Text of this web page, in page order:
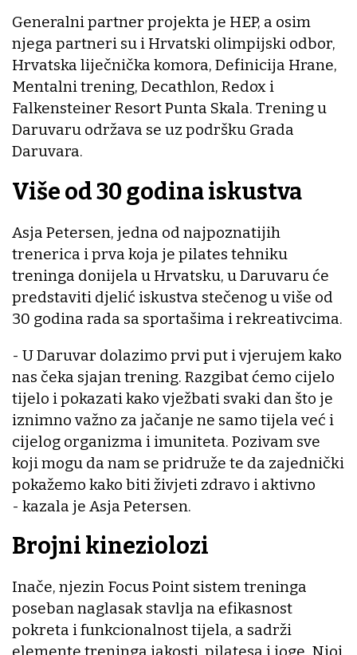
Generalni partner projekta je HEP, a osim
njega partneri su i Hrvatski olimpijski odbor,
Hrvatska liječnička komora, Definicija Hrane,
Mentalni trening, Decathlon, Redox i
Falkensteiner Resort Punta Skala. Trening u
Daruvaru održava se uz podršku Grada
Daruvara.
Više od 30 godina iskustva
Asja Petersen, jedna od najpoznatijih
trenerica i prva koja je pilates tehniku
treninga donijela u Hrvatsku, u Daruvaru će
predstaviti djelić iskustva stečenog u više od
30 godina rada sa sportašima i rekreativcima.
- U Daruvar dolazimo prvi put i vjerujem kako
nas čeka sjajan trening. Razgibat ćemo cijelo
tijelo i pokazati kako vježbati svaki dan što je
iznimno važno za jačanje ne samo tijela već i
cijelog organizma i imuniteta. Pozivam sve
koji mogu da nam se pridruže te da zajednički
pokažemo kako biti živjeti zdravo i aktivno
- kazala je Asja Petersen.
Brojni kineziolozi
Inače, njezin Focus Point sistem treninga
poseban naglasak stavlja na efikasnost
pokreta i funkcionalnost tijela, a sadrži
elemente treninga jakosti, pilatesa i joge. Njoj